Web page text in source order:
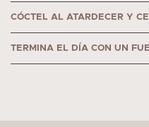
CÓCTEL AL ATARDECER Y
TERMINA EL DÍA CON UN